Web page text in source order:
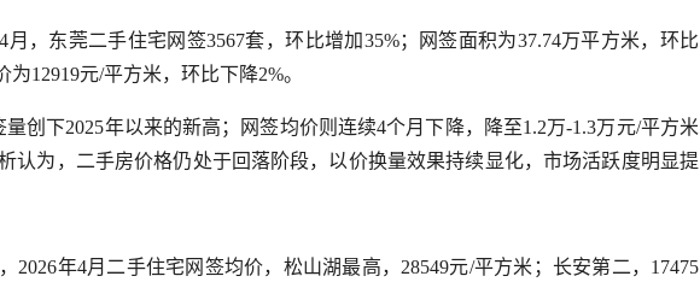
月，东莞二手住宅网签3567套，环比增加35%；网签面积为37.74万平方米，环比
为12919元/平方米，环比下降2%。
创下2025年以来的新高；网签均价则连续4个月下降，降至1.2万-1.3万元/平方米
认为，二手房价格仍处于回落阶段，以价换量效果持续显化，市场活跃度明显提
2026年4月二手住宅网签均价，松山湖最高，28549元/平方米；长安第二，17475